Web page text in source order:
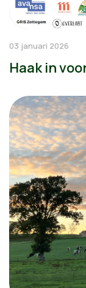
03 januari 2026
Haak in